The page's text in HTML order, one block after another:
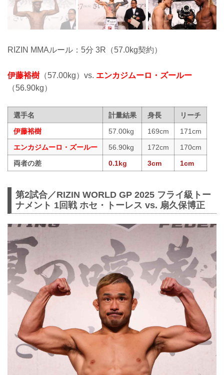
RIZIN MMAルール：5分 3R（57.0kg契約）
伊藤裕樹 （57.00kg）vs. エンカジムーロ・ズールー
（56.90kg）
選手名 計量結果 身長
リーチ
伊藤裕樹
57.00kg 169cm
171cm
エンカジムーロ・ズールー
56.90kg 172cm
170cm
両者の差
0.1kg 3cm 1cm
第2試合／RIZIN WORLD GP 2025 フライ級トー
ナメント 1回戦 ホセ・トーレス vs. 扇久保博正